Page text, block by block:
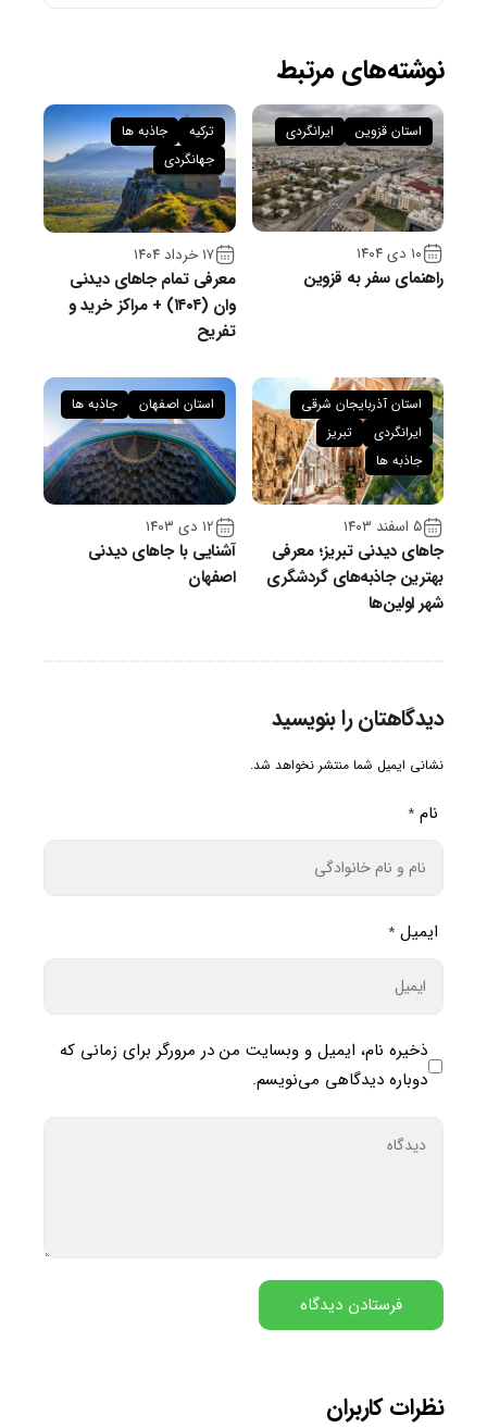
نوشته‌های مرتبط
۱۰ دی ۱۴۰۴
راهنمای سفر به قزوین
استان قزوین ایرانگردی
۱۷ خرداد ۱۴۰۴
معرفی تمام جاهای دیدنی
وان (۱۴۰۴) + مراکز خرید و
تفریح
ترکیه
جاذبه ها
جهانگردی
۵ اسفند ۱۴۰۳
جاهای دیدنی تبریز؛ معرفی
بهترین جاذبه‌های گردشگری
شهر اولین‌ها
استان آذربایجان شرقی
ایرانگردی
تبریز
جاذبه ها
۱۲ دی ۱۴۰۳
آشنایی با جاهای دیدنی
اصفهان
استان اصفهان جاذبه ها
دیدگاهتان را بنویسید
نشانی ایمیل شما منتشر نخواهد شد.
نام *
ایمیل *
ذخیره نام، ایمیل و وبسایت من در مرورگر برای زمانی که
دوباره دیدگاهی می‌نویسم.
نظرات کاربران